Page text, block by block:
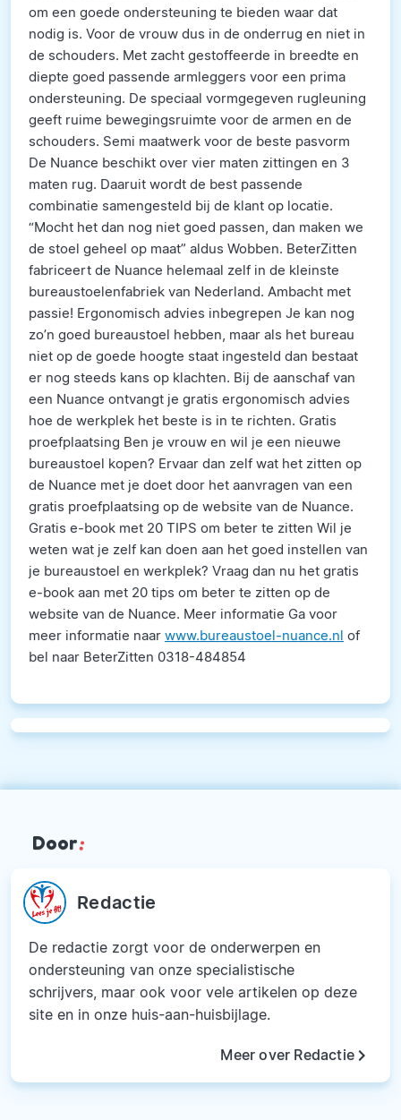
om een goede ondersteuning te bieden waar dat
nodig is. Voor de vrouw dus in de onderrug en niet in
de schouders. Met zacht gestoffeerde in breedte en
diepte goed passende armleggers voor een prima
ondersteuning. De speciaal vormgegeven rugleuning
geeft ruime bewegingsruimte voor de armen en de
schouders. Semi maatwerk voor de beste pasvorm
De Nuance beschikt over vier maten zittingen en 3
maten rug. Daaruit wordt de best passende
combinatie samengesteld bij de klant op locatie.
“Mocht het dan nog niet goed passen, dan maken we
de stoel geheel op maat” aldus Wobben. BeterZitten
fabriceert de Nuance helemaal zelf in de kleinste
bureaustoelenfabriek van Nederland. Ambacht met
passie! Ergonomisch advies inbegrepen Je kan nog
zo’n goed bureaustoel hebben, maar als het bureau
niet op de goede hoogte staat ingesteld dan bestaat
er nog steeds kans op klachten. Bij de aanschaf van
een Nuance ontvangt je gratis ergonomisch advies
hoe de werkplek het beste is in te richten. Gratis
proefplaatsing Ben je vrouw en wil je een nieuwe
bureaustoel kopen? Ervaar dan zelf wat het zitten op
de Nuance met je doet door het aanvragen van een
gratis proefplaatsing op de website van de Nuance.
Gratis e-book met 20 TIPS om beter te zitten Wil je
weten wat je zelf kan doen aan het goed instellen van
je bureaustoel en werkplek? Vraag dan nu het gratis
e-book aan met 20 tips om beter te zitten op de
website van de Nuance. Meer informatie Ga voor
meer informatie naar www.bureaustoel-nuance.nl of
bel naar BeterZitten 0318-484854
Door:
Redactie
De redactie zorgt voor de onderwerpen en
ondersteuning van onze specialistische
schrijvers, maar ook voor vele artikelen op deze
site en in onze huis-aan-huisbijlage.
Meer over Redactiekeyboard_arrow_right